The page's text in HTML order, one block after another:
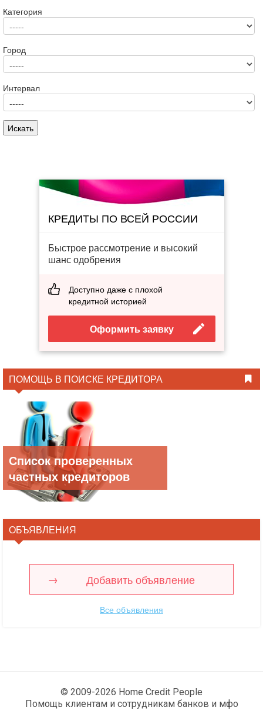
Категория
Город
Интервал
КРЕДИТЫ ПО ВСЕЙ РОССИИ
Быстрое рассмотрение и высокий
шанс одобрения
Доступно даже с плохой
кредитной историей
Оформить заявку
ПОМОЩЬ В ПОИСКЕ КРЕДИТОРА
Список проверенных
частных кредиторов
ОБЪЯВЛЕНИЯ
Добавить объявление
Все объявления
© 2009-2026 Home Credit People
Помощь клиентам и сотрудникам банков и мфо